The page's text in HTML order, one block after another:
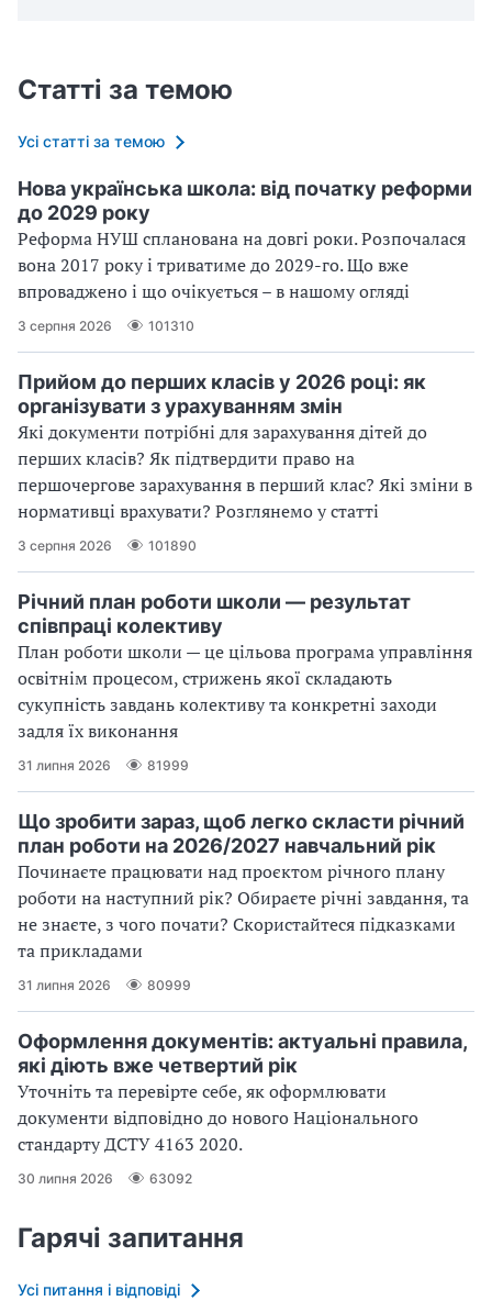
Статті за темою
Усі статті за темою
Нова українська школа: від початку реформи
до 2029 року
Реформа НУШ спланована на довгі роки. Розпочалася
вона 2017 року і триватиме до 2029-го. Що вже
впроваджено і що очікується – в нашому огляді
3 серпня 2026 101310
Прийом до перших класів у 2026 році: як
організувати з урахуванням змін
Які документи потрібні для зарахування дітей до
перших класів? Як підтвердити право на
першочергове зарахування в перший клас? Які зміни в
нормативці врахувати? Розглянемо у статті
3 серпня 2026 101890
Річний план роботи школи — результат
співпраці колективу
План роботи школи — це цільова програма управління
освітнім процесом, стрижень якої складають
сукупність завдань колективу та конкретні заходи
задля їх виконання
31 липня 2026 81999
Що зробити зараз, щоб легко скласти річний
план роботи на 2026/2027 навчальний рік
Починаєте працювати над проєктом річного плану
роботи на наступний рік? Обираєте річні завдання, та
не знаєте, з чого почати? Скористайтеся підказками
та прикладами
31 липня 2026 80999
Оформлення документів: актуальні правила,
які діють вже четвертий рік
Уточніть та перевірте себе, як оформлювати
документи відповідно до нового Націо­нального
стандарту ДСТУ 4163 2020.
30 липня 2026 63092
Гарячі запитання
Усі питання і відповіді